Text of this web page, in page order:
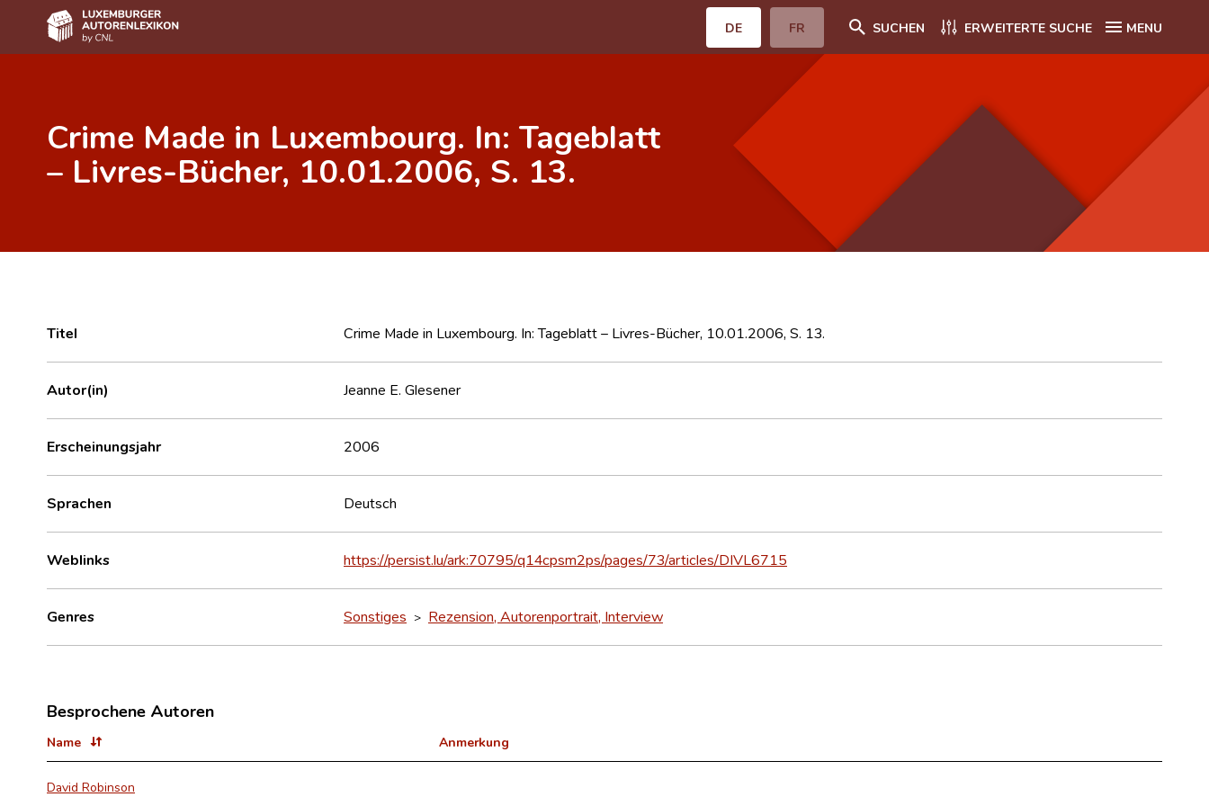
DE FR SUCHEN ERWEITERTE SUCHE MENU
Autor(inn)en A-Z
Erweiterte Suche
Crime Made in Luxembourg. In: Tageblatt
– Livres-Bücher, 10.01.2006, S. 13.
Titel Crime Made in Luxembourg. In: Tageblatt – Livres-Bücher, 10.01.2006, S. 13.
Autor(in) Jeanne E. Glesener
Erscheinungsjahr 2006
Sprachen Deutsch
Weblinks https://persist.lu/ark:70795/q14cpsm2ps/pages/73/articles/DIVL6715
Genres Sonstiges > Rezension, Autorenportrait, Interview
Besprochene Autoren
Name Anmerkung
David Robinson